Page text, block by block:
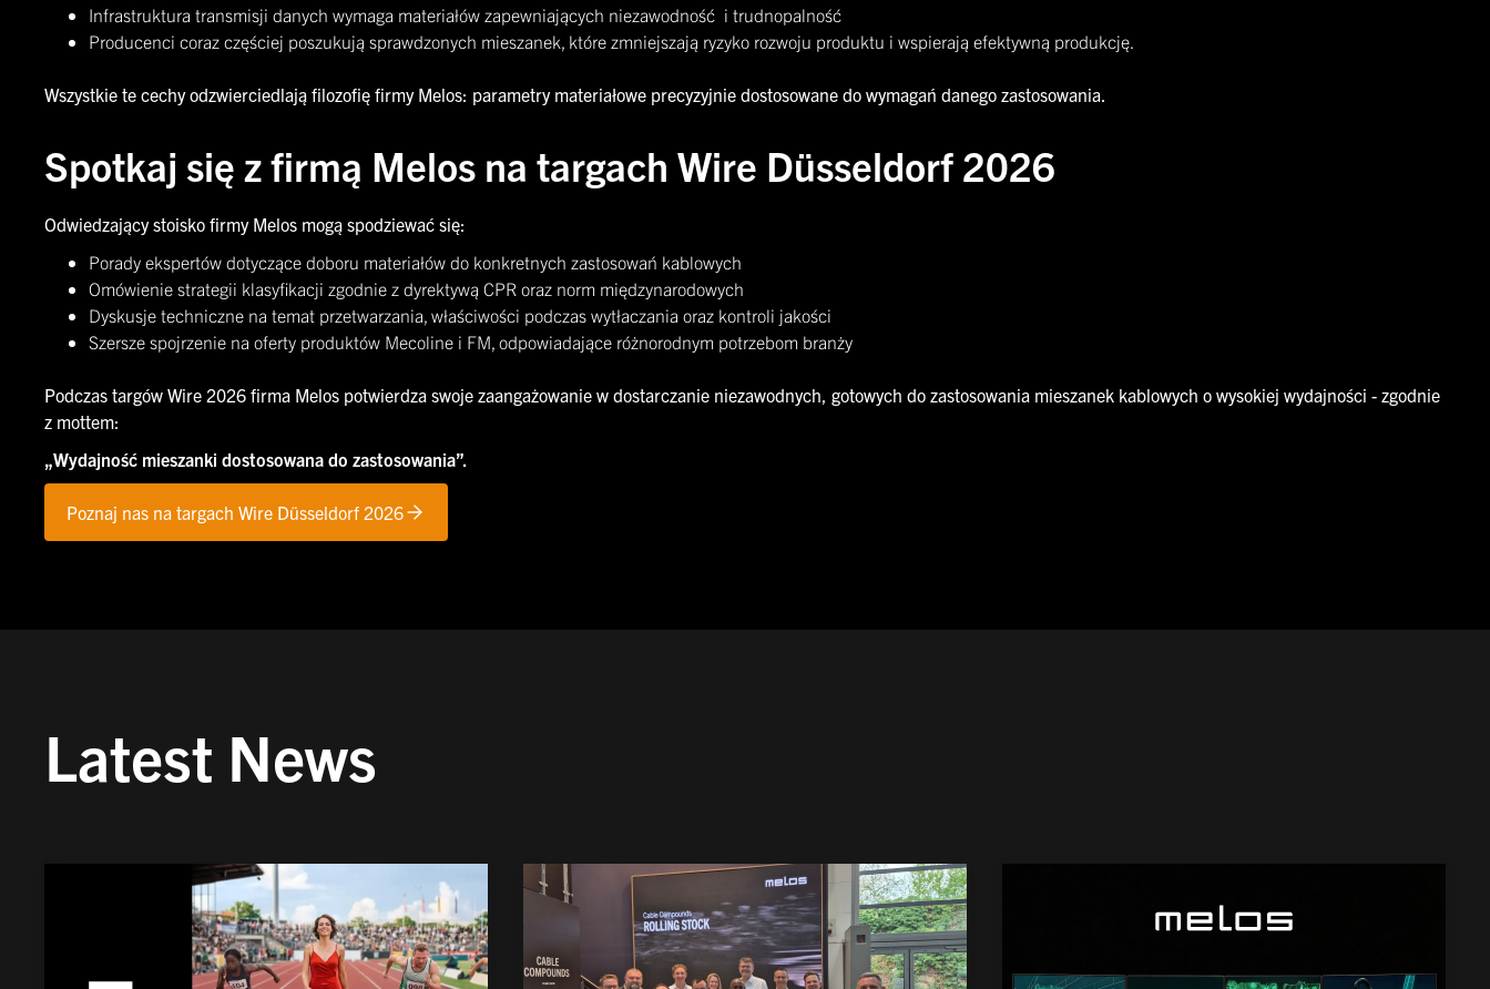
Infrastruktura transmisji danych wymaga materiałów zapewniających niezawodność i trudnopalność
Producenci coraz częściej poszukują sprawdzonych mieszanek, które zmniejszają ryzyko rozwoju produktu i wspierają efektywną produkcję.
Wszystkie te cechy odzwierciedlają filozofię firmy Melos: parametry materiałowe precyzyjnie dostosowane do wymagań danego zastosowania.
Spotkaj się z firmą Melos na targach Wire Düsseldorf 2026
Odwiedzający stoisko firmy Melos mogą spodziewać się:
Porady ekspertów dotyczące doboru materiałów do konkretnych zastosowań kablowych
Omówienie strategii klasyfikacji zgodnie z dyrektywą CPR oraz norm międzynarodowych
Dyskusje techniczne na temat przetwarzania, właściwości podczas wytłaczania oraz kontroli jakości
Szersze spojrzenie na oferty produktów Mecoline i FM, odpowiadające różnorodnym potrzebom branży
Podczas targów Wire 2026 firma Melos potwierdza swoje zaangażowanie w dostarczanie niezawodnych, gotowych do zastosowania mieszanek kablowych o wysokiej wydajności - zgodnie
z mottem:
„Wydajność mieszanki dostosowana do zastosowania”.
Poznaj nas na targach Wire Düsseldorf 2026
Latest News